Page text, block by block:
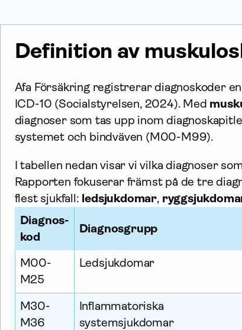
Definition av
Afa För­säkring registrerar diagnoskoder
ICD-10 (Socialstyrelsen, 2024). Med
diagnoser som tas upp inom
systemet och bindväven (M00-M99).
I tabellen nedan visar vi vilka diagnoser
Rapporten fokuserar främst på de tre
flest sjukfall: ledsjukdomar,
Diagnos­
kod
Diagnosgrupp
M00-
M25
Ledsjukdomar
M30-
M36
Inflammatoriska
systemsjukdomar